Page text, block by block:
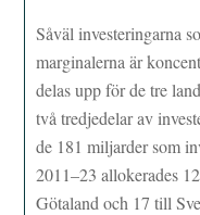
Såväl investeringarna
marginalerna är
delas upp för de tre
två tredjedelar av
de 181 miljarder som
2011–23 allokerades
Götaland och 17 till